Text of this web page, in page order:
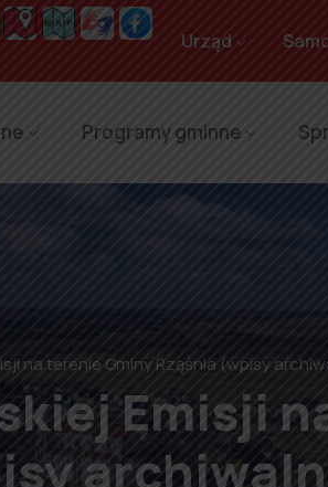
Urząd
Programy gminne
na terenie Gminy Rząśnia (wpisy
Emisji